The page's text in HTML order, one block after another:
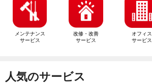
メンテナンス
サービス
改修・改善
サービス
オフィス
サービス
人気のサービス